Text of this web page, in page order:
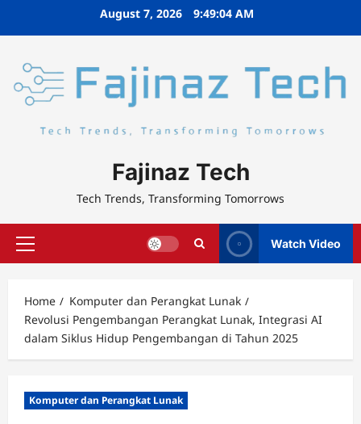
August 7, 2026 9:49:05 AM
Fajinaz Tech
Tech Trends, Transforming Tomorrows
Primary
Watch Video
Home
Komputer dan Perangkat Lunak
Revolusi Pengembangan Perangkat Lunak, Integrasi AI
dalam Siklus Hidup Pengembangan di Tahun 2025
Komputer dan Perangkat Lunak